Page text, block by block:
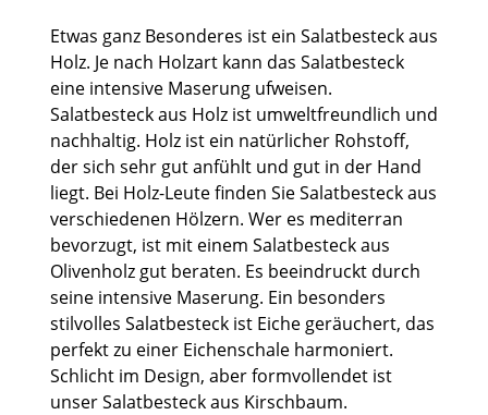
Etwas ganz Besonderes ist ein Salatbesteck aus
Holz. Je nach Holzart kann das Salatbesteck
eine intensive Maserung ufweisen.
Salatbesteck aus Holz ist umweltfreundlich und
nachhaltig. Holz ist ein natürlicher Rohstoff,
der sich sehr gut anfühlt und gut in der Hand
liegt. Bei Holz-Leute finden Sie Salatbesteck aus
verschiedenen Hölzern. Wer es mediterran
bevorzugt, ist mit einem Salatbesteck aus
Olivenholz gut beraten. Es beeindruckt durch
seine intensive Maserung. Ein besonders
stilvolles Salatbesteck ist Eiche geräuchert, das
perfekt zu einer Eichenschale harmoniert.
Schlicht im Design, aber formvollendet ist
unser Salatbesteck aus Kirschbaum.